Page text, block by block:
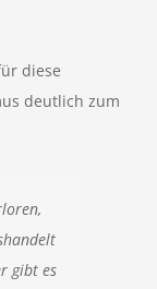
diese
deutlich zum
gibt es